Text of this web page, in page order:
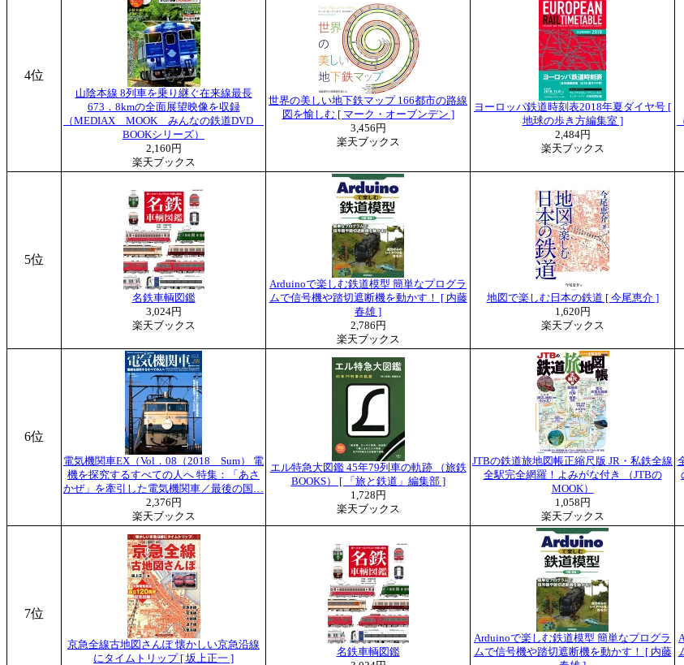
4位
山陰本線 8列車を乗り継ぐ在来線最長
673．8kmの全面展望映像を収録
（MEDIAX MOOK みんなの鉄道DVD
BOOKシリーズ）
2,160円
楽天ブックス
世界の美しい地下鉄マップ 166都市の路線
図を愉しむ [ マーク・オーブンデン ]
3,456円
楽天ブックス
ヨーロッパ鉄道時刻表2018年夏ダイヤ号 [
地球の歩き方編集室 ]
2,484円
楽天ブックス
5位
名鉄車輌図鑑
3,024円
楽天ブックス
Arduinoで楽しむ鉄道模型 簡単なプログラ
ムで信号機や踏切遮断機を動かす！ [ 内藤
春雄 ]
2,786円
楽天ブックス
地図で楽しむ日本の鉄道 [ 今尾恵介 ]
1,620円
楽天ブックス
6位
電気機関車EX（Vol．08（2018 Sum） 電
機を探究するすべての人へ 特集：「あさ
かぜ」を牽引した電気機関車／最後の国…
2,376円
楽天ブックス
エル特急大図鑑 45年79列車の軌跡 （旅鉄
BOOKS） [ 「旅と鉄道」編集部 ]
1,728円
楽天ブックス
JTBの鉄道旅地図帳正縮尺版 JR・私鉄全線
全駅完全網羅！よみがな付き （JTBの
MOOK）
1,058円
楽天ブックス
7位
京急全線古地図さんぽ 懐かしい京急沿線
にタイムトリップ [ 坂上正一 ]
名鉄車輌図鑑
Arduinoで楽しむ鉄道模型 簡単なプログラ
ムで信号機や踏切遮断機を動かす！ [ 内藤